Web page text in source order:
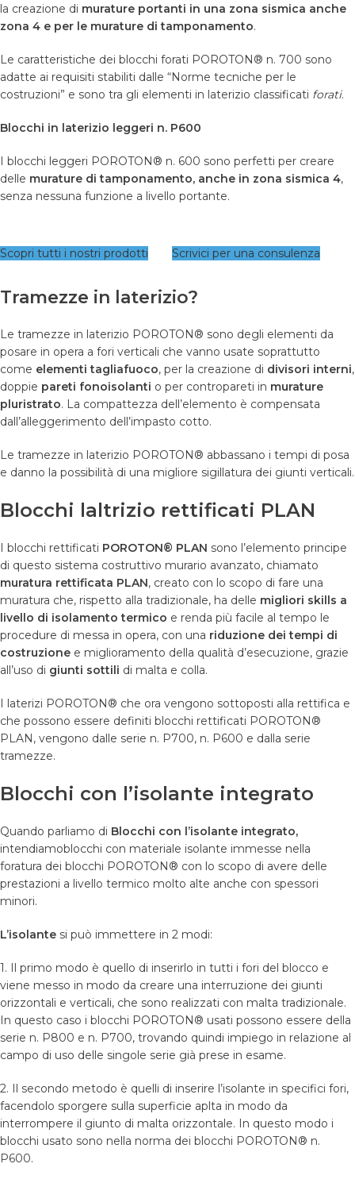
la creazione di murature portanti in una zona sismica anche
zona 4 e per le murature di tamponamento.
Le caratteristiche dei blocchi forati POROTON® n. 700 sono
adatte ai requisiti stabiliti dalle “Norme tecniche per le
costruzioni” e sono tra gli elementi in laterizio classificati forati.
Blocchi in laterizio leggeri n. P600
I blocchi leggeri POROTON® n. 600 sono perfetti per creare
delle murature di tamponamento, anche in zona sismica 4,
senza nessuna funzione a livello portante.
Scopri tutti i nostri prodotti Scrivici per una consulenza
Tramezze in laterizio?
Le tramezze in laterizio POROTON® sono degli elementi da
posare in opera a fori verticali che vanno usate soprattutto
come elementi tagliafuoco, per la creazione di divisori interni,
doppie pareti fonoisolanti o per contropareti in murature
pluristrato. La compattezza dell’elemento è compensata
dall’alleggerimento dell’impasto cotto.
Le tramezze in laterizio POROTON® abbassano i tempi di posa
e danno la possibilità di una migliore sigillatura dei giunti verticali.
Blocchi laltrizio rettificati PLAN
I blocchi rettificati POROTON® PLAN sono l’elemento principe
di questo sistema costruttivo murario avanzato, chiamato
muratura rettificata PLAN, creato con lo scopo di fare una
muratura che, rispetto alla tradizionale, ha delle migliori skills a
livello di isolamento termico e renda più facile al tempo le
procedure di messa in opera, con una riduzione dei tempi di
costruzione e miglioramento della qualità d’esecuzione, grazie
all’uso di giunti sottili di malta e colla.
I laterizi POROTON® che ora vengono sottoposti alla rettifica e
che possono essere definiti blocchi rettificati POROTON®
PLAN, vengono dalle serie n. P700, n. P600 e dalla serie
tramezze.
Blocchi con l’isolante integrato
Quando parliamo di Blocchi con l’isolante integrato,
intendiamoblocchi con materiale isolante immesse nella
foratura dei blocchi POROTON® con lo scopo di avere delle
prestazioni a livello termico molto alte anche con spessori
minori.
L’isolante si può immettere in 2 modi:
1. Il primo modo è quello di inserirlo in tutti i fori del blocco e
viene messo in modo da creare una interruzione dei giunti
orizzontali e verticali, che sono realizzati con malta tradizionale.
In questo caso i blocchi POROTON® usati possono essere della
serie n. P800 e n. P700, trovando quindi impiego in relazione al
campo di uso delle singole serie già prese in esame.
2. Il secondo metodo è quelli di inserire l’isolante in specifici fori,
facendolo sporgere sulla superficie aplta in modo da
interrompere il giunto di malta orizzontale. In questo modo i
blocchi usato sono nella norma dei blocchi POROTON® n.
P600.